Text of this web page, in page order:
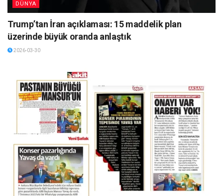
DÜNYA
Trump’tan İran açıklaması: 15 maddelik plan
üzerinde büyük oranda anlaştık
2026-03-30